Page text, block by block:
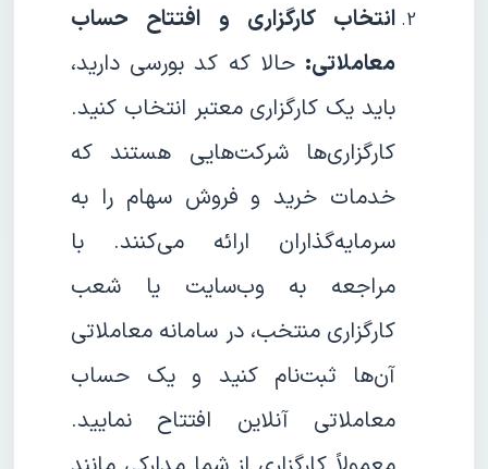
انتخاب کارگزاری و افتتاح حساب
معاملاتی: حالا که کد بورسی دارید،
باید یک کارگزاری معتبر انتخاب کنید.
کارگزاری‌ها شرکت‌هایی هستند که
خدمات خرید و فروش سهام را به
سرمایه‌گذاران ارائه می‌کنند. با
مراجعه به وب‌سایت یا شعب
کارگزاری منتخب، در سامانه معاملاتی
آن‌ها ثبت‌نام کنید و یک حساب
معاملاتی آنلاین افتتاح نمایید.